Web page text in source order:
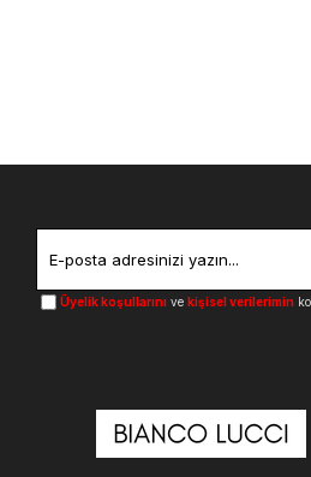
Üyelik koşullarını ve kişisel verilerimin